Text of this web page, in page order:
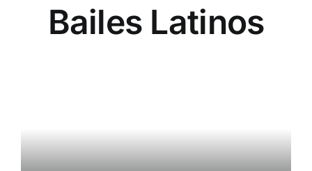
Bailes Latinos